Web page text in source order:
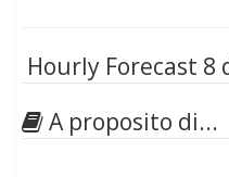
Hourly Forecast 8
A proposito di...